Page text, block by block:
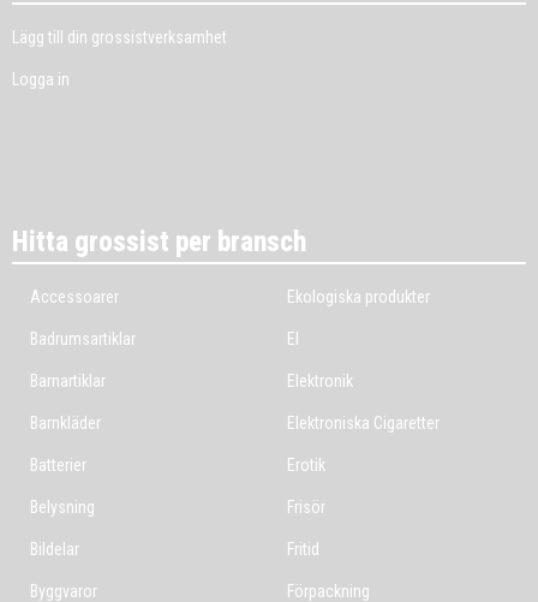
Lägg till din grossistverksamhet
Logga in
Hitta grossist per bransch
Accessoarer
Badrumsartiklar
Barnartiklar
Barnkläder
Batterier
Belysning
Bildelar
Byggvaror
Ekologiska produkter
El
Elektronik
Elektroniska Cigaretter
Erotik
Frisör
Fritid
Förpackning